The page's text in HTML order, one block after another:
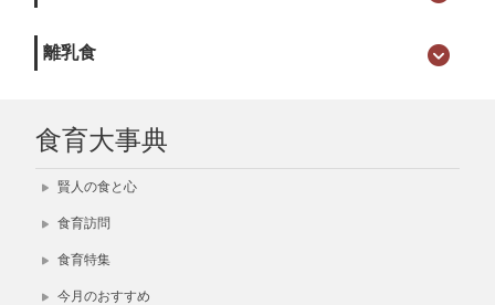
離乳食
食育大事典
賢人の食と心
食育訪問
食育特集
今月のおすすめ